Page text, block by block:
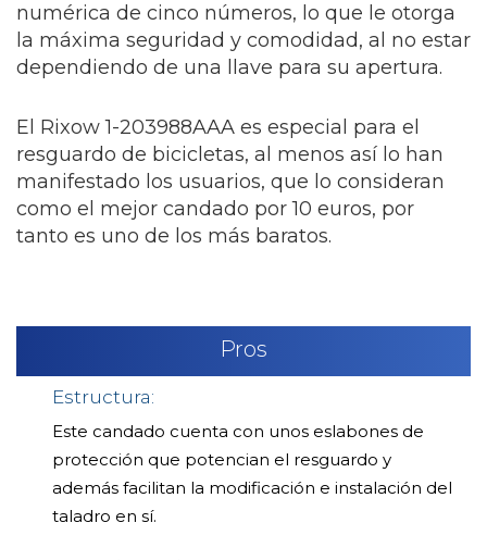
numérica de cinco números, lo que le otorga
la máxima seguridad y comodidad, al no estar
dependiendo de una llave para su apertura.
El Rixow 1-203988AAA es especial para el
resguardo de bicicletas, al menos así lo han
manifestado los usuarios, que lo consideran
como el mejor candado por 10 euros, por
tanto es uno de los más baratos.
Pros
Estructura:
Este candado cuenta con unos eslabones de
protección que potencian el resguardo y
además facilitan la modificación e instalación del
taladro en sí.